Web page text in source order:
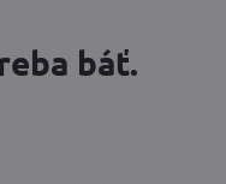
báť.